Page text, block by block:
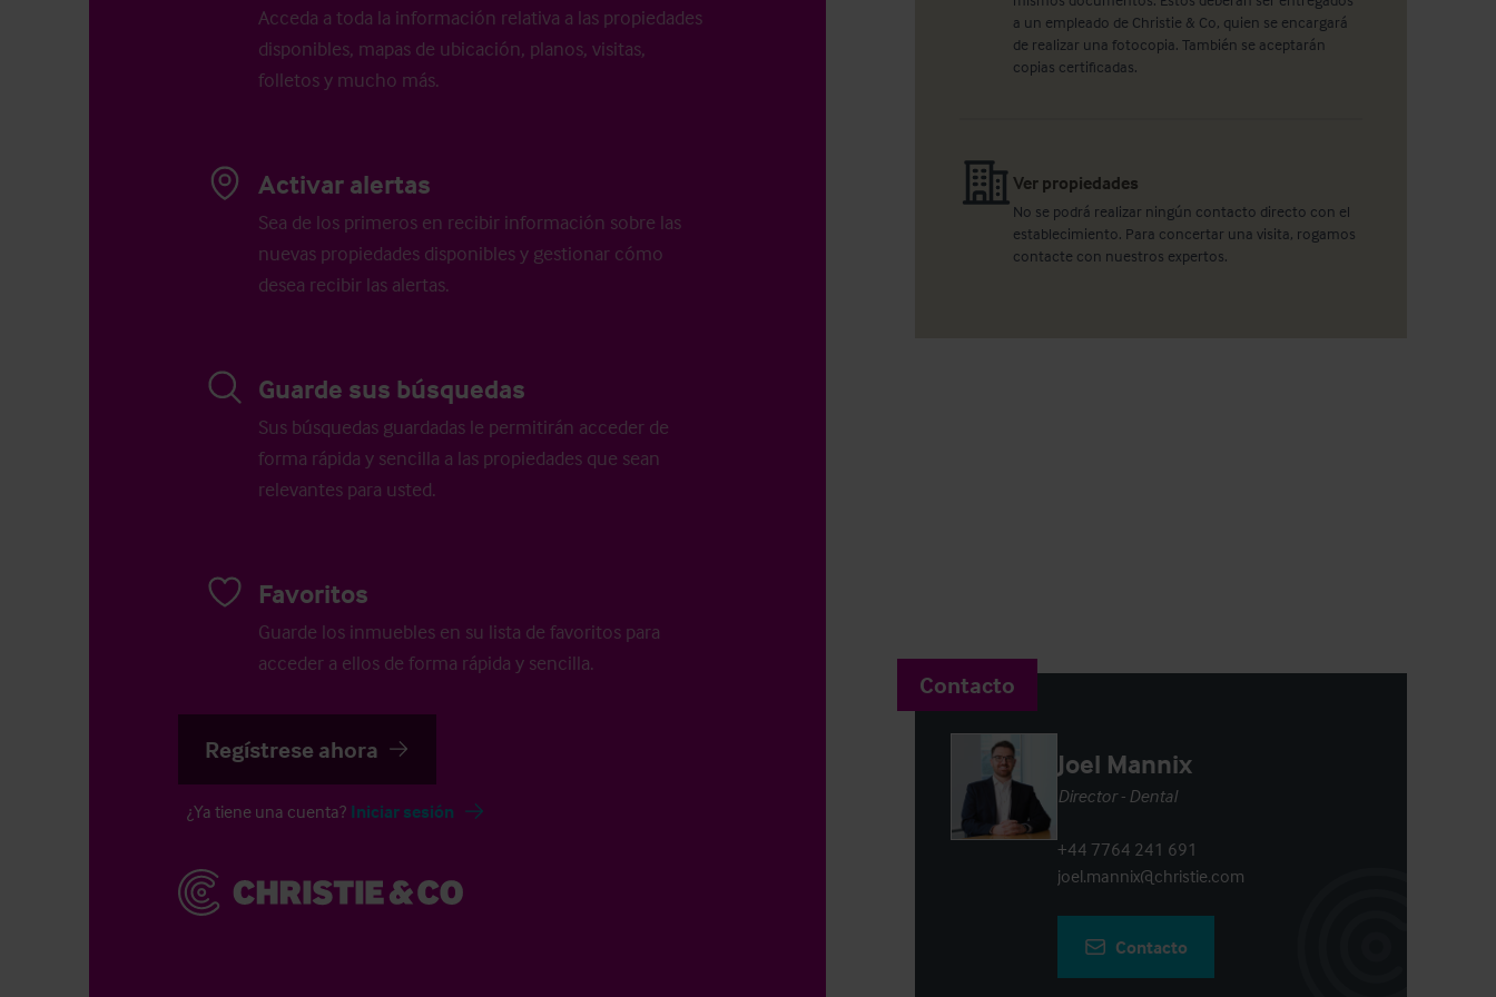
Acceda a toda la información relativa a las propiedades
disponibles, mapas de ubicación, planos, visitas,
folletos y mucho más.
Activar alertas
Sea de los primeros en recibir información sobre las
nuevas propiedades disponibles y gestionar cómo
desea recibir las alertas.
Guarde sus búsquedas
Sus búsquedas guardadas le permitirán acceder de
forma rápida y sencilla a las propiedades que sean
relevantes para usted.
Favoritos
Guarde los inmuebles en su lista de favoritos para
acceder a ellos de forma rápida y sencilla.
Regístrese ahora
¿Ya tiene una cuenta? Iniciar sesión
a un empleado de Christie & Co, quien se encargará
de realizar una fotocopia. También se aceptarán
copias certificadas.
Ver propiedades
No se podrá realizar ningún contacto directo con el
establecimiento. Para concertar una visita, rogamos
contacte con nuestros expertos.
Contacto
Joel Mannix
Director - Dental
+44 7764 241 691
joel.mannix@christie.com
Contacto